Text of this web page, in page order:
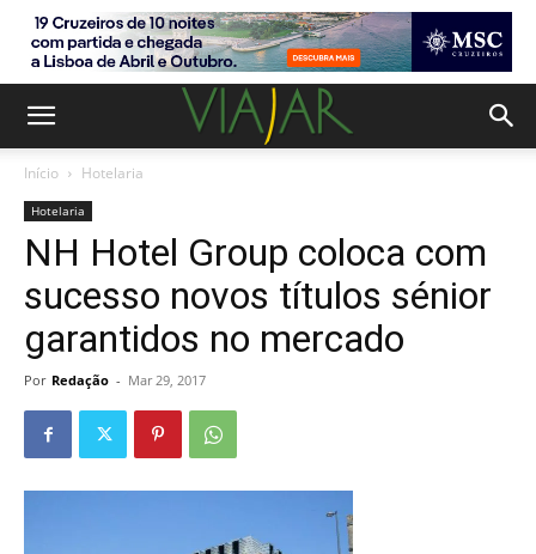
Início Hotelaria
Hotelaria
NH Hotel Group coloca com
sucesso novos títulos sénior
garantidos no mercado
Por Redação - Mar 29, 2017